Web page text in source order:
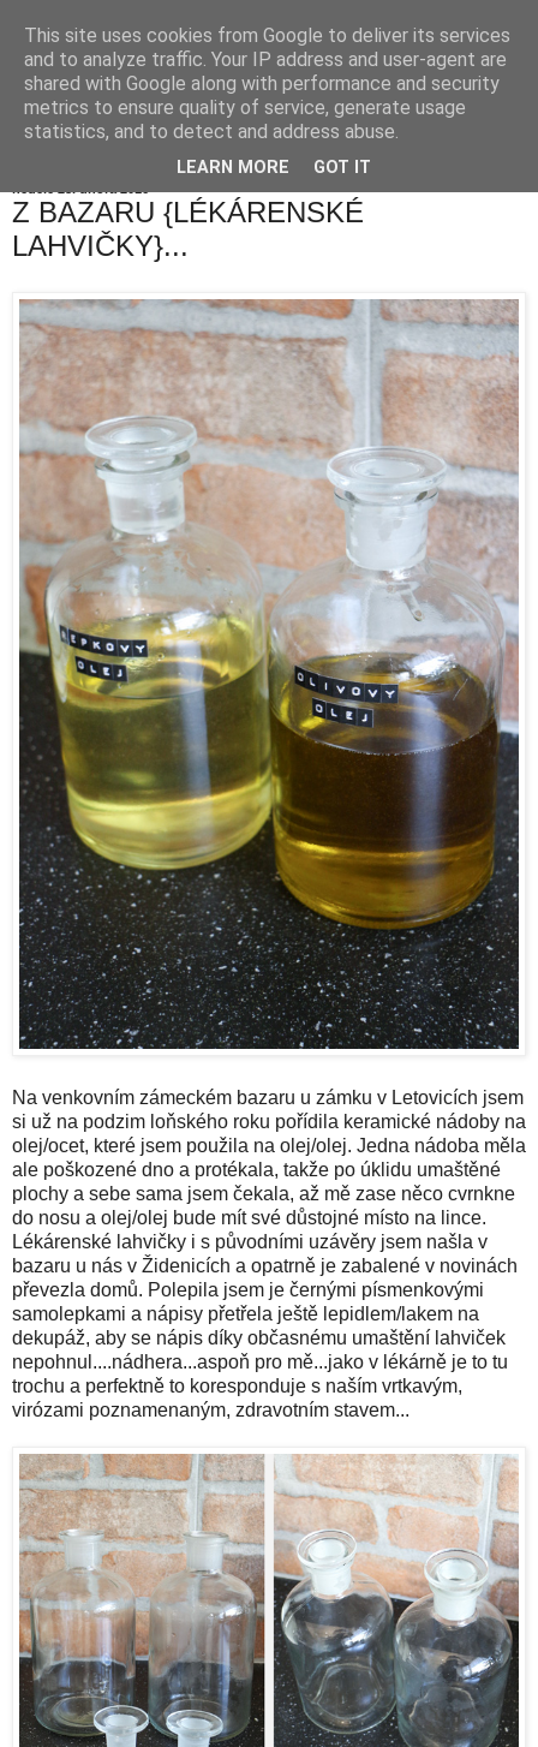
Z BAZARU {LÉKÁRENSKÉ
LAHVIČKY}...
Na venkovním zámeckém bazaru u zámku v Letovicích jsem
si už na podzim loňského roku pořídila keramické nádoby na
olej/ocet, které jsem použila na olej/olej. Jedna nádoba měla
ale poškozené dno a protékala, takže po úklidu umaštěné
plochy a sebe sama jsem čekala, až mě zase něco cvrnkne
do nosu a olej/olej bude mít své důstojné místo na lince.
Lékárenské lahvičky i s původními uzávěry jsem našla v
bazaru u nás v Židenicích a opatrně je zabalené v novinách
převezla domů. Polepila jsem je černými písmenkovými
samolepkami a nápisy přetřela ještě lepidlem/lakem na
dekupáž, aby se nápis díky občasnému umaštění lahviček
nepohnul....nádhera...aspoň pro mě...jako v lékárně je to tu
trochu a perfektně to koresponduje s naším vrtkavým,
virózami poznamenaným, zdravotním stavem...
This site uses cookies from Google to deliver its services
and to analyze traffic. Your IP address and user-agent are
shared with Google along with performance and security
metrics to ensure quality of service, generate usage
statistics, and to detect and address abuse.
LEARN MORE GOT IT